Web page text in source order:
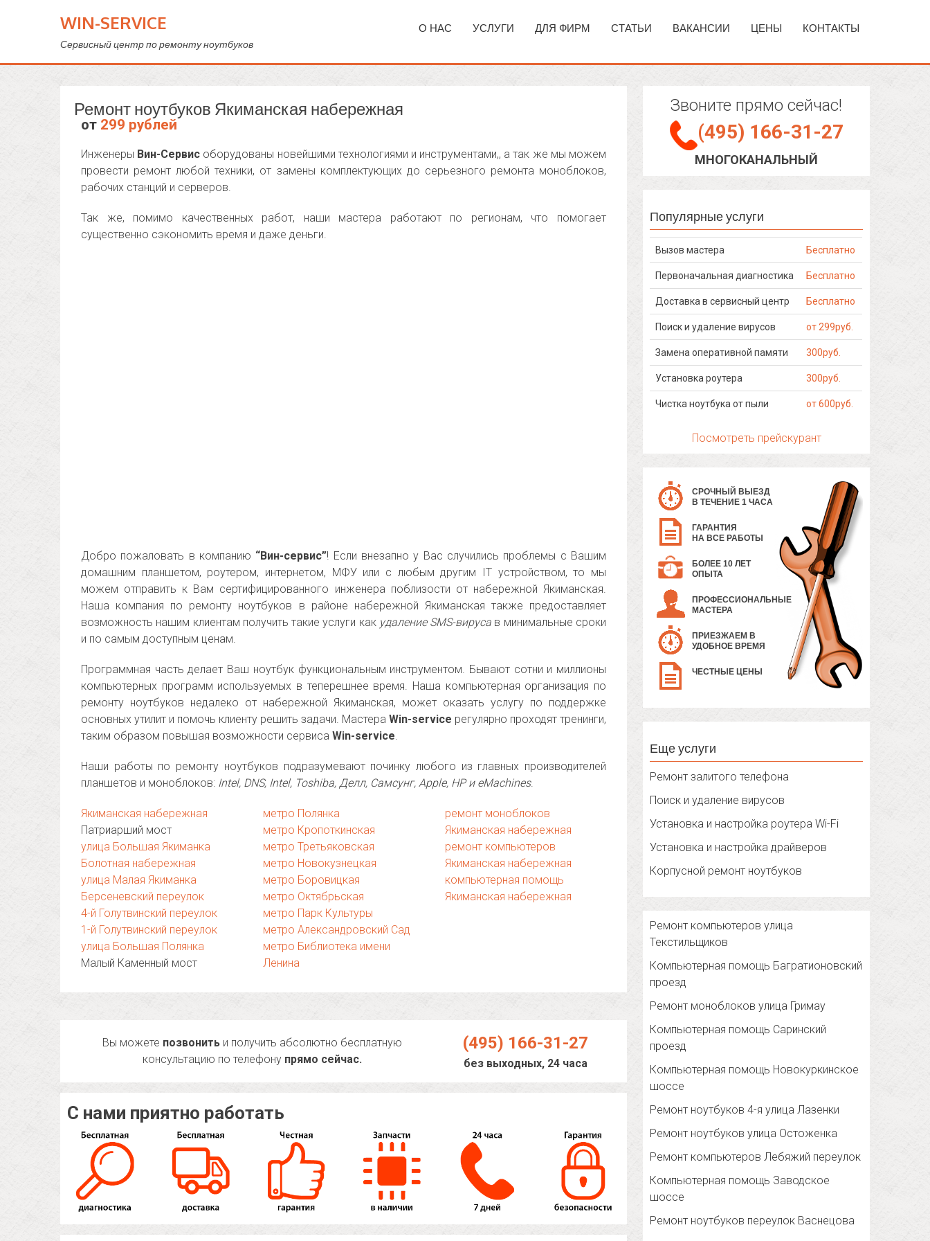
WIN-SERVICE
Сервисный центр по ремонту ноутбуков
О НАС УСЛУГИ ДЛЯ ФИРМ СТАТЬИ ВАКАНСИИ ЦЕНЫ КОНТАКТЫ
Ремонт ноутбуков Якиманская набережная
от 299 рублей
Инженеры Вин-Сервис оборудованы новейшими технологиями и инструментами,, а так же мы можем
провести ремонт любой техники, от замены комплектующих до серьезного ремонта моноблоков,
рабочих станций и серверов.
Так же, помимо качественных работ, наши мастера работают по регионам, что помогает
существенно сэкономить время и даже деньги.
Добро пожаловать в компанию “Вин-сервис”! Если внезапно у Вас случились проблемы с Вашим
домашним планшетом, роутером, интернетом, МФУ или с любым другим IT устройством, то мы
можем отправить к Вам сертифицированного инженера поблизости от набережной Якиманская.
Наша компания по ремонту ноутбуков в районе набережной Якиманская также предоставляет
возможность нашим клиентам получить такие услуги как удаление SMS-вируса в минимальные сроки
и по самым доступным ценам.
Программная часть делает Ваш ноутбук функциональным инструментом. Бывают сотни и миллионы
компьютерных программ используемых в теперешнее время. Наша компьютерная организация по
ремонту ноутбуков недалеко от набережной Якиманская, может оказать услугу по поддержке
основных утилит и помочь клиенту решить задачи. Мастера Win-service регулярно проходят тренинги,
таким образом повышая возможности сервиса Win-service.
Наши работы по ремонту ноутбуков подразумевают починку любого из главных производителей
планшетов и моноблоков: Intel, DNS, Intel, Toshiba, Делл, Самсунг, Apple, HP и eMachines.
Якиманская набережная
Патриарший мост
улица Большая Якиманка
Болотная набережная
улица Малая Якиманка
Берсеневский переулок
4-й Голутвинский переулок
1-й Голутвинский переулок
улица Большая Полянка
Малый Каменный мост
метро Полянка
метро Кропоткинская
метро Третьяковская
метро Новокузнецкая
метро Боровицкая
метро Октябрьская
метро Парк Культуры
метро Александровский Сад
метро Библиотека имени
Ленина
ремонт моноблоков
Якиманская набережная
ремонт компьютеров
Якиманская набережная
компьютерная помощь
Якиманская набережная
Вы можете позвонить и получить абсолютно бесплатную
консультацию по телефону прямо сейчас.
(495) 166-31-27
без выходных, 24 часа
С нами приятно работать
Звоните прямо сейчас!
(495) 166-31-27
МНОГОКАНАЛЬНЫЙ
Популярные услуги
Вызов мастера Бесплатно
Первоначальная диагностика Бесплатно
Доставка в сервисный центр Бесплатно
Поиск и удаление вирусов от 299руб.
Замена оперативной памяти 300руб.
Установка роутера 300руб.
Чистка ноутбука от пыли от 600руб.
Посмотреть прейскурант
СРОЧНЫЙ ВЫЕЗД
В ТЕЧЕНИЕ 1 ЧАСА
ГАРАНТИЯ
НА ВСЕ РАБОТЫ
БОЛЕЕ 10 ЛЕТ
ОПЫТА
ПРОФЕССИОНАЛЬНЫЕ
МАСТЕРА
ПРИЕЗЖАЕМ В
УДОБНОЕ ВРЕМЯ
ЧЕСТНЫЕ ЦЕНЫ
Еще услуги
Ремонт залитого телефона
Поиск и удаление вирусов
Установка и настройка роутера Wi-Fi
Установка и настройка драйверов
Корпусной ремонт ноутбуков
Ремонт компьютеров улица
Текстильщиков
Компьютерная помощь Багратионовский
проезд
Ремонт моноблоков улица Гримау
Компьютерная помощь Саринский
проезд
Компьютерная помощь Новокуркинское
шоссе
Ремонт ноутбуков 4-я улица Лазенки
Ремонт ноутбуков улица Остоженка
Ремонт компьютеров Лебяжий переулок
Компьютерная помощь Заводское
шоссе
Ремонт ноутбуков переулок Васнецова